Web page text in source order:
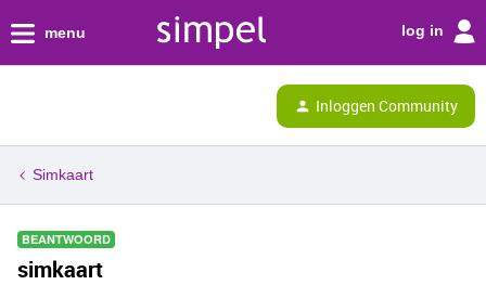
menu log in
Inloggen Community
Simkaart
BEANTWOORD
simkaart